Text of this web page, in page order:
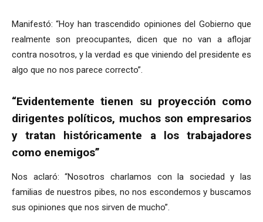
Manifestó: “Hoy han trascendido opiniones del Gobierno que
realmente son preocupantes, dicen que no van a aflojar
contra nosotros, y la verdad es que viniendo del presidente es
algo que no nos parece correcto”.
“Evidentemente tienen su proyección como
dirigentes políticos, muchos son empresarios
y tratan históricamente a los trabajadores
como enemigos”
Nos aclaró: “Nosotros charlamos con la sociedad y las
familias de nuestros pibes, no nos escondemos y buscamos
sus opiniones que nos sirven de mucho”.